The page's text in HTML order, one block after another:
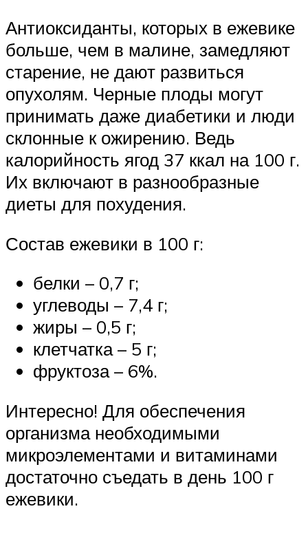
Антиоксиданты, которых в ежевике
больше, чем в малине, замедляют
старение, не дают развиться
опухолям. Черные плоды могут
принимать даже диабетики и люди
склонные к ожирению. Ведь
калорийность ягод 37 ккал на 100 г.
Их включают в разнообразные
диеты для похудения.
Состав ежевики в 100 г:
белки – 0,7 г;
углеводы – 7,4 г;
жиры – 0,5 г;
клетчатка – 5 г;
фруктоза – 6%.
Интересно! Для обеспечения
организма необходимыми
микроэлементами и витаминами
достаточно съедать в день 100 г
ежевики.